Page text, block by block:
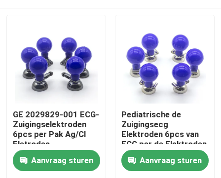
Huis
Producten
GE 2029829-001 ECG-
Zuigingselektroden
6pcs per Pak Ag/Cl
Eletrodes
Aanvraag sturen
Pediatrische de
Zuigingsecg
Elektroden 6pcs van
ECG per de Elektroden
van het Paknikkel ECG
Aanvraag sturen